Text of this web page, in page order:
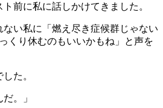
前に私に話しかけてきました。
ない私に「燃え尽き症候群じゃない
くり休むのもいいかもね」と声を
た。
。」